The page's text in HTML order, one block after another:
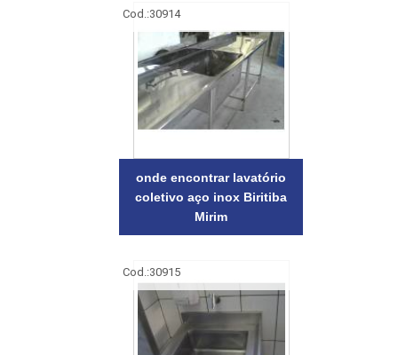
Cod.:30914
onde encontrar lavatório
coletivo aço inox Biritiba
Mirim
Cod.:30915